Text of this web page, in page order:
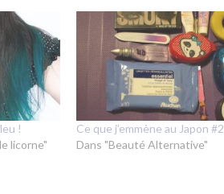
!
licorne"
Ce que j’emmène au Japon #2
Dans "Beauté Alternative"